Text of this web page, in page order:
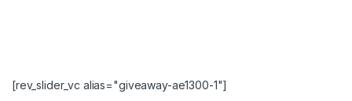
[rev_slider_vc alias="giveaway-ae1300-1"]